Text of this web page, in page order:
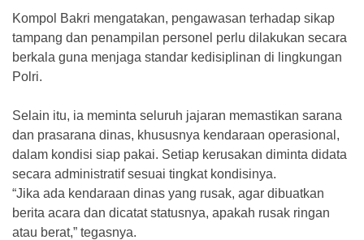
Kompol Bakri mengatakan, pengawasan terhadap sikap
tampang dan penampilan personel perlu dilakukan secara
berkala guna menjaga standar kedisiplinan di lingkungan
Polri.
Selain itu, ia meminta seluruh jajaran memastikan sarana
dan prasarana dinas, khususnya kendaraan operasional,
dalam kondisi siap pakai. Setiap kerusakan diminta didata
secara administratif sesuai tingkat kondisinya.
“Jika ada kendaraan dinas yang rusak, agar dibuatkan
berita acara dan dicatat statusnya, apakah rusak ringan
atau berat,” tegasnya.